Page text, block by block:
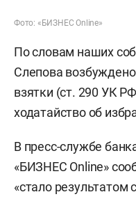
Фото: «БИЗНЕС Online»
По словам наших
Слепова
взятки (ст. 290 УК
ходатайство об
В пресс-службе
«БИЗНЕС Online»
«стало